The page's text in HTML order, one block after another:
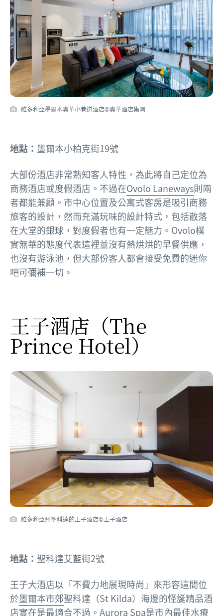
維多利亞墨爾本奧華小巷道酒店©奧華酒店集團
地點： 墨爾本小柏克街19號
大部份酒店非常熟知客人特性，為此將自己定位為
商務酒店或度假酒店。不過在Ovolo Laneways則兩
者都能兼顧。市中心位置及公寓式客房是吸引商務
旅客的設計，然而充滿玩味的設計特式，包括散落
在大堂的銀球，對度假者也有一定魅力。Ovolo樸
實無華的態度代表這裡並沒有熱烘烘的早餐供應，
也沒有游泳池，但大部份客人都會接受免費的迷你
吧可彌補一切。
王子酒店 （The
Prince Hotel）
維多利亞州聖科達的王子酒店©王子酒店
地點： 聖科達艾藍街2號
王子大酒店以「不費力地展現時尚」來形容這間位
於墨爾本市郊聖科達（St Kilda）海邊的怪誕精品酒
店實在是最適合不過。 Aurora Spa是市內最佳水療